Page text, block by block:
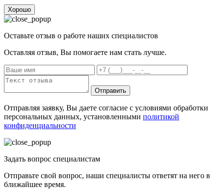
Хорошо
Оставьте отзыв о работе наших специалистов
Оставляя отзыв, Вы помогаете нам стать лучше.
Отправить
Отправляя заявку, Вы даете согласие с условиями обработки
персональных данных, установленными политикой
конфиденциальности
Задать вопрос специалистам
Отправьте свой вопрос, наши специалисты ответят на него в
ближайшее время.